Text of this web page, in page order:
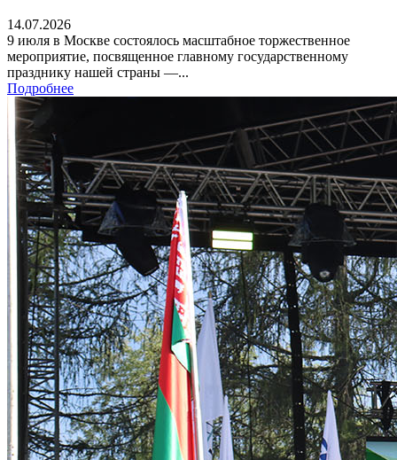
14.07.2026
9 июля в Москве состоялось масштабное торжественное
мероприятие, посвященное главному государственному
празднику нашей страны —...
Подробнее